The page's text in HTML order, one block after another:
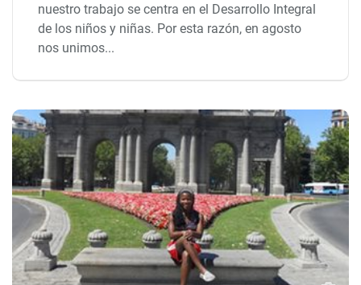
nuestro trabajo se centra en el Desarrollo Integral
de los niños y niñas. Por esta razón, en agosto
nos unimos...